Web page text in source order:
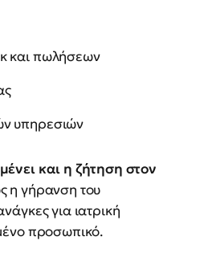
και πωλήσεων
υπηρεσιών
και η ζήτηση στον
η γήρανση του
για ιατρική
προσωπικό.